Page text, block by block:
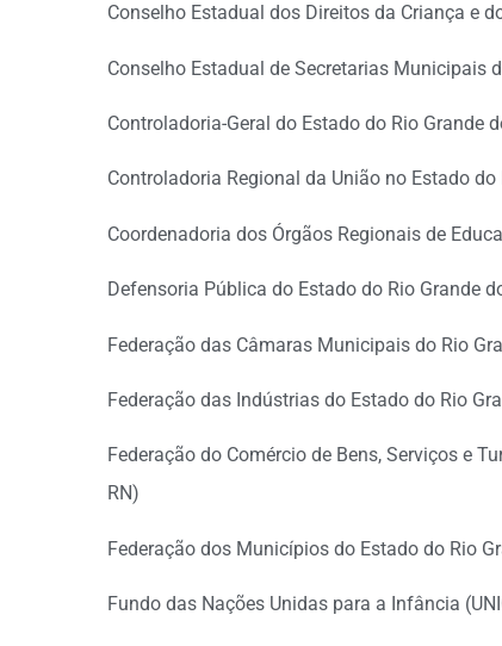
Conselho Estadual dos Direitos da Criança e
Conselho Estadual de Secretarias Municipais
Controladoria-Geral do Estado do Rio Grande
Controladoria Regional da União no Estado do
Coordenadoria dos Órgãos Regionais de
Defensoria Pública do Estado do Rio Grande
Federação das Câmaras Municipais do Rio
Federação das Indústrias do Estado do Rio
Federação do Comércio de Bens, Serviços e
RN)
Federação dos Municípios do Estado do Rio
Fundo das Nações Unidas para a Infância